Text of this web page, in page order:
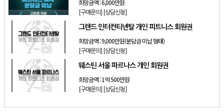
희망금액 :6,000만원
[구매문의] [상담신청]
그랜드 인터컨티넨탈 개인 피트니스 회원권
희망금액 :9,000만원(분담금 미납 형태)
[구매문의] [상담신청]
웨스틴 서울 파르나스 개인 회원권
희망금액 :1억 500만원
[구매문의] [상담신청]